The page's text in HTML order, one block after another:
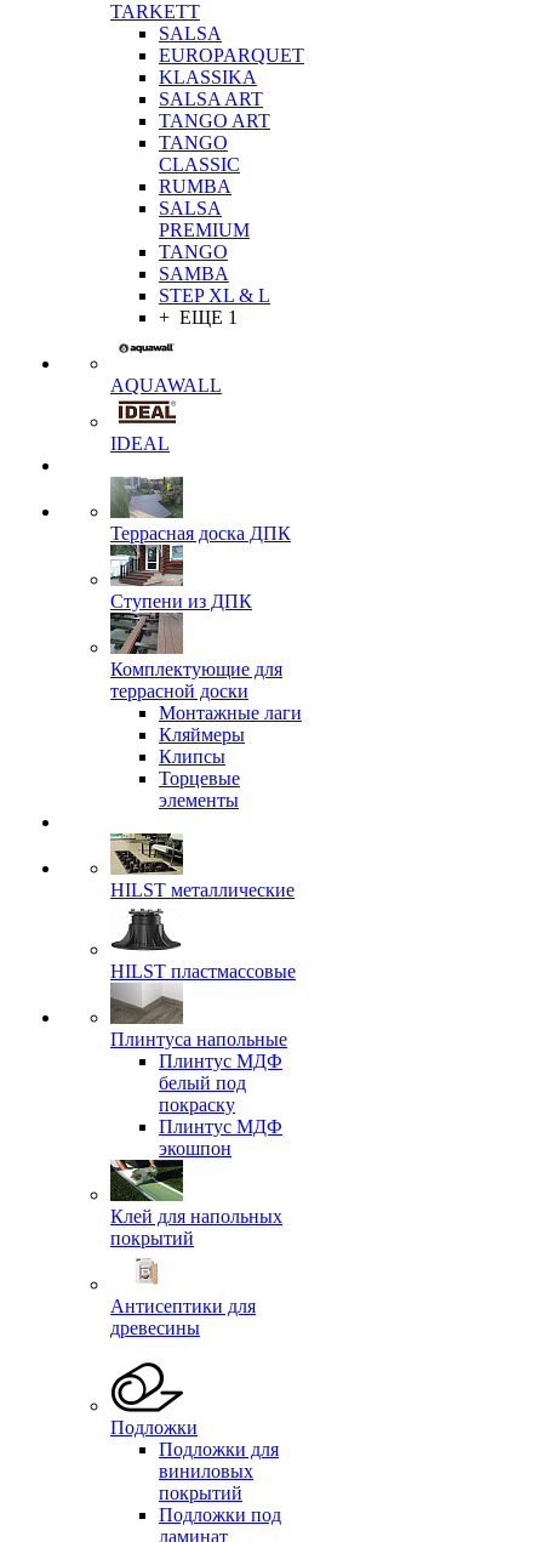
TARKETT
SALSA
EUROPARQUET
KLASSIKA
SALSA ART
TANGO ART
TANGO
CLASSIC
RUMBA
SALSA
PREMIUM
TANGO
SAMBA
STEP XL & L
+ ЕЩЕ 1
AQUAWALL
IDEAL
Террасная доска ДПК
Ступени из ДПК
Комплектующие для
террасной доски
Монтажные лаги
Кляймеры
Клипсы
Торцевые
элементы
HILST металлические
HILST пластмассовые
Плинтуса напольные
Плинтус МДФ
белый под
покраску
Плинтус МДФ
экошпон
Клей для напольных
покрытий
Антисептики для
древесины
Подложки
Подложки для
виниловых
покрытий
Подложки под
ламинат